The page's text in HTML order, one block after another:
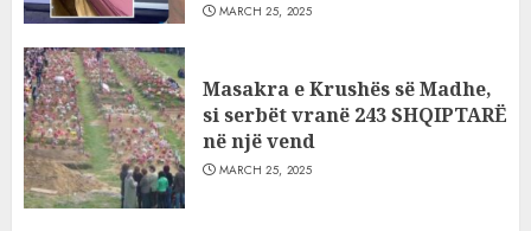
MARCH 25, 2025
Masakra e Krushës së Madhe,
si serbët vranë 243 SHQIPTARË
në një vend
MARCH 25, 2025